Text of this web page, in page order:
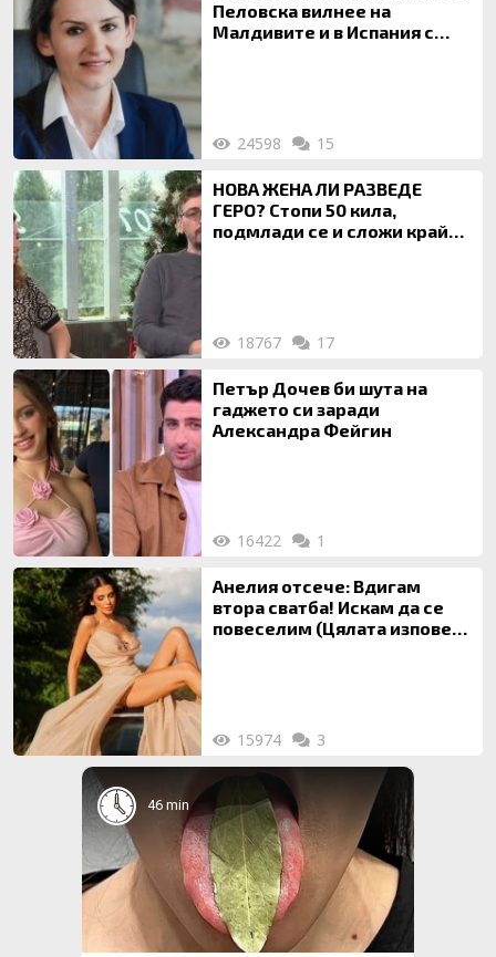
Пеловска вилнее на
Малдивите и в Испания с
24598 15
НОВА ЖЕНА ЛИ РАЗВЕДЕ
ГЕРО? Стопи 50 кила,
подмлади се и сложи край
18767 17
Петър Дочев би шута на
гаджето си заради
Александра Фейгин
16422 1
Анелия отсече: Вдигам
втора сватба! Искам да се
повеселим (Цялата изповед
15974 3
46 min